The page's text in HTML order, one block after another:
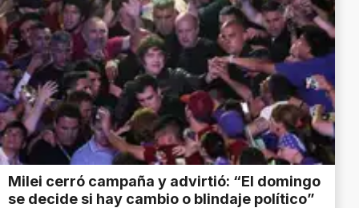
Milei cerró campaña y advirtió: “El domingo
se decide si hay cambio o blindaje político”